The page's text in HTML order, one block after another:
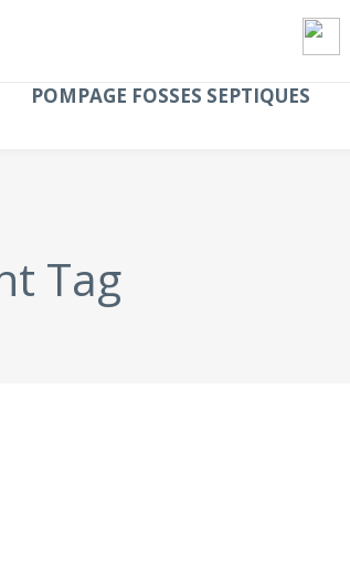
POMPAGE FOSSES SEPTIQUES
Tag